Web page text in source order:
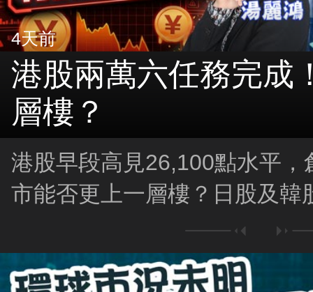
4天前
港股兩萬六任務完成
層樓？
港股早段高見26,100點水平，
市能否更上一層樓？日股及韓
面因素？最新用甚麼策略應對